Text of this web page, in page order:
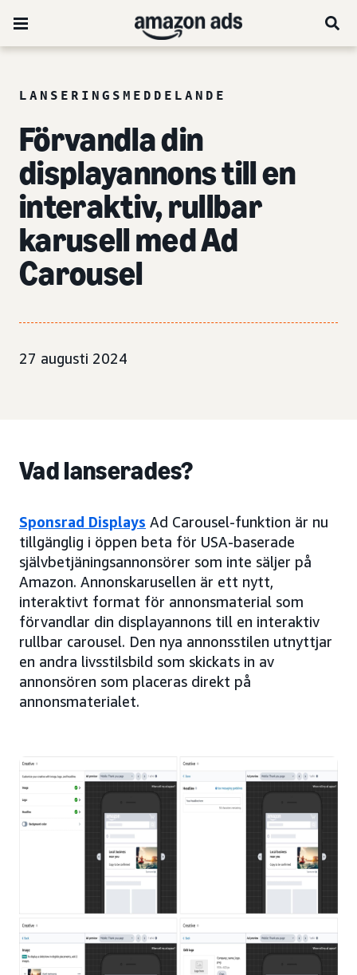
LANSERINGSMEDDELANDE
Förvandla din
displayannons till en
interaktiv, rullbar
karusell med Ad
Carousel
27 augusti 2024
Vad lanserades?
Sponsrad Displays Ad Carousel-funktion är nu
tillgänglig i öppen beta för USA-baserade
självbetjäningsannonsörer som inte säljer på
Amazon. Annonskarusellen är ett nytt,
interaktivt format för annonsmaterial som
förvandlar din displayannons till en interaktiv
rullbar carousel. Den nya annonsstilen utnyttjar
en andra livsstilsbild som skickats in av
annonsören som placeras direkt på
annonsmaterialet.